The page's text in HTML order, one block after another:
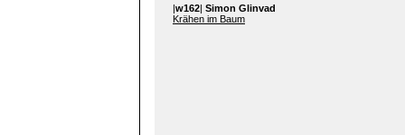
|w162| Simon Glinvad
Krähen im Baum